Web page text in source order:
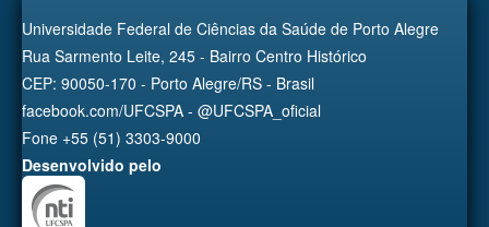
Universidade Federal de Ciências da Saúde de Porto Alegre
Rua Sarmento Leite, 245 - Bairro Centro Histórico
CEP: 90050-170 - Porto Alegre/RS - Brasil
facebook.com/UFCSPA - @UFCSPA_oficial
Fone +55 (51) 3303-9000
Desenvolvido pelo